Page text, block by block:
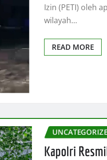
Izin (PETI) oleh
wilayah…
READ MORE
Kapolri